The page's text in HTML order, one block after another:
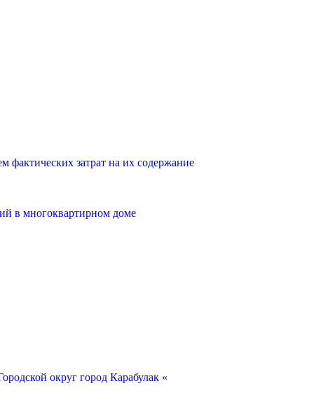
затрат на их содержание
в многоквартирном доме
округ город Карабулак «